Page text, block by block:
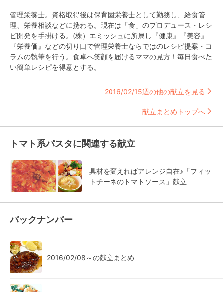
管理栄養士。資格取得後は保育園栄養士として勤務し、給食管
理、栄養相談などに携わる。現在は「食」のプロデュース・レシ
ピ開発を手掛ける。(株）エミッシュに所属し『健康』『美容』
『栄養価』などの切り口で管理栄養士ならではのレシピ提案・コ
ラムの執筆を行う。食卓へ笑顔を届けるママの見方！毎日食べた
い簡単レシピを得意とする。
2016/02/15週の他の献立を見る
献立まとめトップへ
トマト系パスタに関連する献立
具材を変えればアレンジ自在♪「フィッ
トチーネのトマトソース」献立
バックナンバー
2016/02/08～の献立まとめ